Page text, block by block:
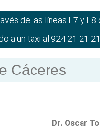
de las líneas L7 y L8
a un taxi al 924 21 21 21
Cáceres
Dr. Oscar